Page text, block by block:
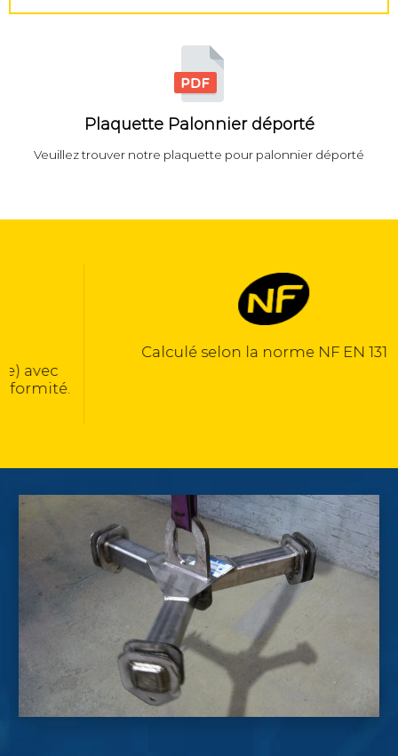
Plaquette Palonnier déporté
Veuillez trouver notre plaquette pour palonnier déporté
Calculé selon la norme NF EN 13155